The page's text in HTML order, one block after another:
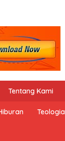
Tentang Kami
Teologia